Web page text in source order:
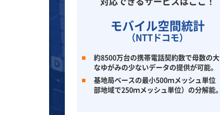
モバイル空間統計
（NTTドコモ）
約8500万台の携帯電話契約数で母数の
なゆがみの少ないデータの提供が可能。
基地局ベースの最小500ｍメッシュ単位
部地域で250ｍメッシュ単位）の分解能